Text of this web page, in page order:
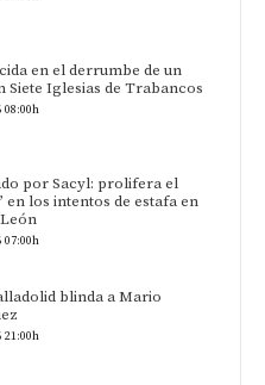
en el derrumbe de un
Siete Iglesias de Trabancos
08:00h
por Sacyl: prolifera el
en los intentos de estafa en
07:00h
blinda a Mario
21:00h